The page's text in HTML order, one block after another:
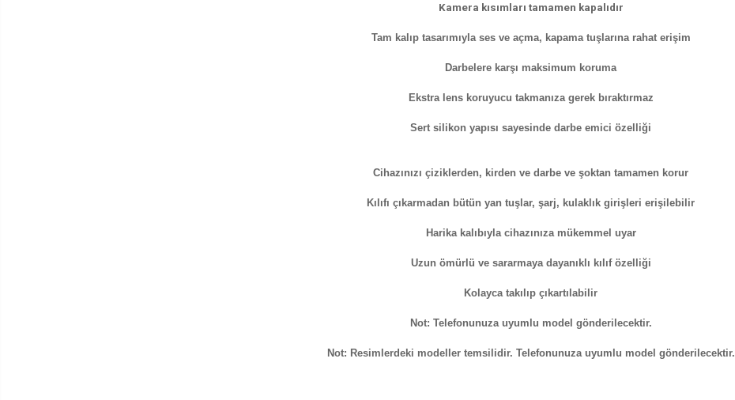
Kamera kısımları tamamen kapalıdır
Tam kalıp tasarımıyla ses ve açma, kapama tuşlarına rahat erişim
Darbelere karşı maksimum koruma
Ekstra lens koruyucu takmanıza gerek bıraktırmaz
Sert silikon yapısı sayesinde darbe emici özelliği
Cihazınızı çiziklerden, kirden ve darbe ve şoktan tamamen korur
Kılıfı çıkarmadan bütün yan tuşlar, şarj, kulaklık girişleri erişilebilir
Harika kalıbıyla cihazınıza mükemmel uyar
Uzun ömürlü ve sararmaya dayanıklı kılıf özelliği
Kolayca takılıp çıkartılabilir
Not: Telefonunuza uyumlu model gönderilecektir.
Not: Resimlerdeki modeller temsilidir. Telefonunuza uyumlu model gönderilecektir.